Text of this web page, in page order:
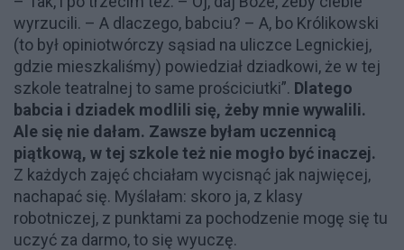
wyrzucili. – A dlaczego, babciu? – A, bo Królikowski
(to był opiniotwórczy sąsiad na uliczce Legnickiej,
gdzie mieszkaliśmy) powiedział dziadkowi, że w tej
szkole teatralnej to same prościciutki”. Dlatego
babcia i dziadek modlili się, żeby mnie wywalili.
Ale się nie dałam. Zawsze byłam uczennicą
piątkową, w tej szkole też nie mogło być inaczej.
Z każdych zajęć chciałam wycisnąć jak najwięcej,
nachapać się. Myślałam: skoro ja, z klasy
robotniczej, z punktami za pochodzenie mogę się tu
uczyć za darmo, to się wyuczę.